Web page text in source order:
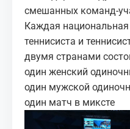
смешанных команд-
Каждая
теннисиста и
двумя странами
один женский
один мужской
один матч в миксте